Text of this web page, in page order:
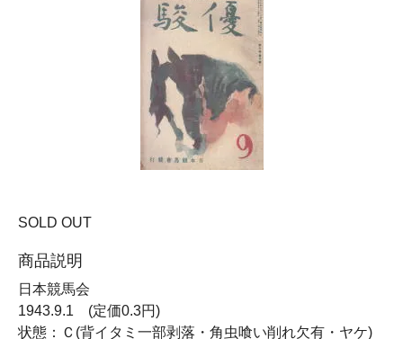
SOLD OUT
商品説明
日本競馬会
1943.9.1 (定価0.3円)
状態：Ｃ(背イタミ一部剥落・角虫喰い削れ欠有・ヤケ)